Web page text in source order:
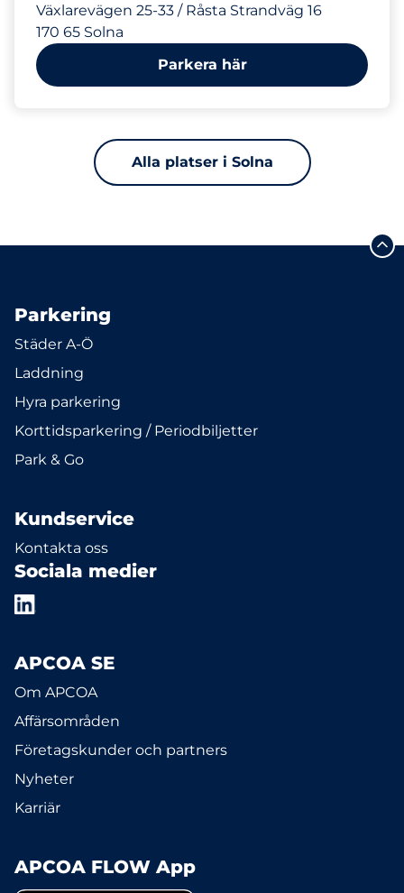
Växlarevägen 25-33 / Råsta Strandväg 16
170 65 Solna
Parkera här
Alla platser i Solna
Parkering
Städer A-Ö
Laddning
Hyra parkering
Korttidsparkering / Periodbiljetter
Park & Go
Kundservice
Kontakta oss
Sociala medier
APCOA SE
Om APCOA
Affärsområden
Företagskunder och partners
Nyheter
Karriär
APCOA FLOW App